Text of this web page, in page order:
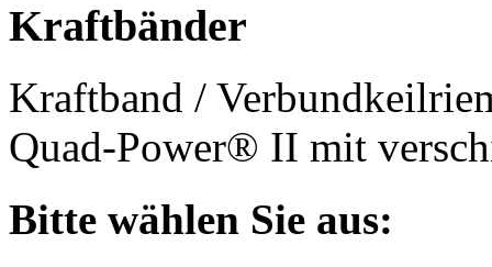
Kraftbänder
Kraftband /
Quad-Power® II mit
Bitte wählen Sie aus: